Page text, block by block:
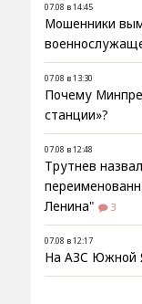
07.08 в 14:45
Мошенники
07.08 в 13:30
Почему
станции»?
07.08 в 12:48
Трутнев
Ленина"
3
07.08 в 12:17
На АЗС Южной